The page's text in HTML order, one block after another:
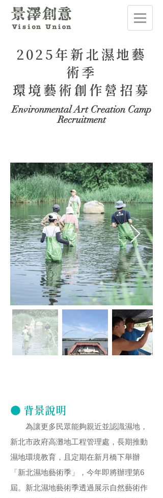
2025年新北濕地藝
術季
環境藝術創作營招募
Environmental Art Creation Camp
Recruitment
● 背景說明
為讓更多民眾能夠親近並認識濕地，
新北市政府高灘地工程管理處，長期推動
濕地環境教育，且定期在新月橋下舉辦
「新北濕地藝術季」，今年即將辦理第6
屆。新北濕地藝術季透過展示自然藝術作